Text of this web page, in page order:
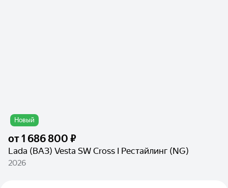
Новый
от1 686 800 ₽
Lada (ВАЗ) Vesta SW Cross I Рестайлинг (NG)
2026